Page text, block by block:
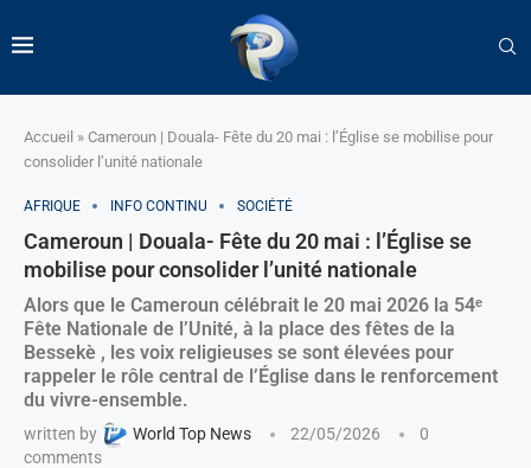
Accueil » Cameroun | Douala- Fête du 20 mai : l’Église se mobilise pour
consolider l’unité nationale
AFRIQUE INFO CONTINU SOCIÉTÉ
Cameroun | Douala- Fête du 20 mai : l’Église se
mobilise pour consolider l’unité nationale
Alors que le Cameroun célébrait le 20 mai 2026 la 54ᵉ
Fête Nationale de l’Unité, à la place des fêtes de la
Bessekè , les voix religieuses se sont élevées pour
rappeler le rôle central de l’Église dans le renforcement
du vivre-ensemble.
written by World Top News 22/05/2026
0
comments